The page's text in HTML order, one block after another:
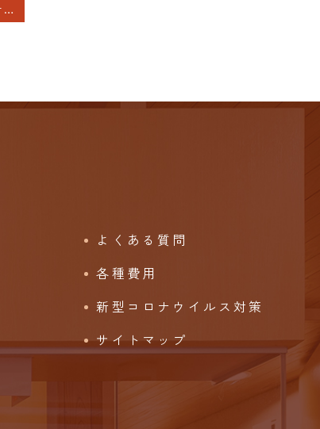
避妊リング、ミレーナの費用とエコー検査費用
よくある質問
各種費用
新型コロナウイルス対策
サイトマップ